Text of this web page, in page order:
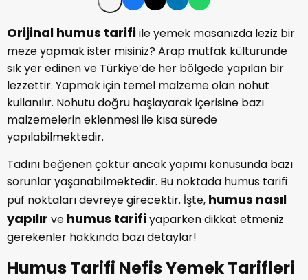
Orijinal humus tarifiile yemek masanızda leziz bir
meze yapmak ister misiniz? Arap mutfak kültüründe
sık yer edinen ve Türkiye’de her bölgede yapılan bir
lezzettir. Yapmak için temel malzeme olan nohut
kullanılır. Nohutu doğru haşlayarak içerisine bazı
malzemelerin eklenmesi ile kısa sürede
yapılabilmektedir.
Tadını beğenen çoktur ancak yapımı konusunda bazı
sorunlar yaşanabilmektedir. Bu noktada humus tarifi
püf noktaları devreye girecektir. İşte, humus nasıl
yapılır ve humus tarifiyaparken dikkat etmeniz
gerekenler hakkında bazı detaylar!
Humus Tarifi Nefis Yemek Tarifleri